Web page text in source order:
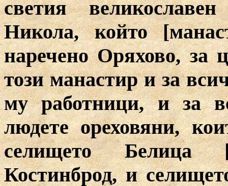
светия
Никола, който
наречено Оряхово, за
този манастир и за
му работници, и за
людете ореховяни,
селището Белица
Костинброд, и